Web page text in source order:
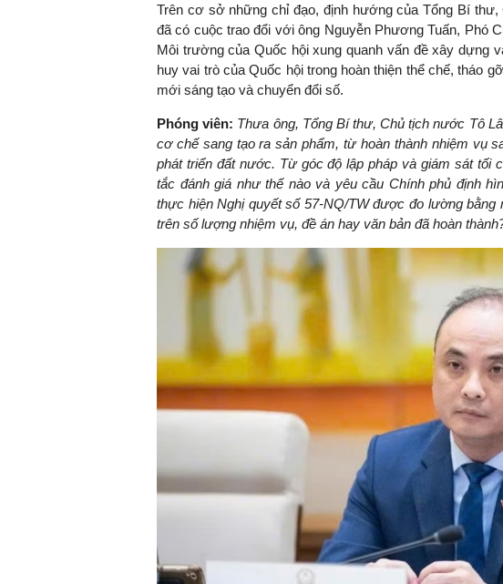
Trên cơ sở những chỉ đạo, định hướng của Tổng Bí
đã có cuộc trao đổi với ông Nguyễn Phương Tuấn, Phó
Môi trường của Quốc hội xung quanh vấn đề xây dựng
huy vai trò của Quốc hội trong hoàn thiện thể chế, tháo
mới sáng tạo và chuyển đổi số.
Phóng viên: Thưa ông, Tổng Bí thư, Chủ tịch nước Tô
cơ chế sang tạo ra sản phẩm, từ hoàn thành nhiệm vụ
phát triển đất nước. Từ góc độ lập pháp và giám sát tối
tắc đánh giá như thế nào và yêu cầu Chính phủ định
thực hiện Nghị quyết số 57-NQ/TW được đo lường
trên số lượng nhiệm vụ, đề án hay văn bản đã hoàn
Viện Kinh tế Tài chính
"Có rất nhiều việc phải làm
ngay từ bây giờ và trên thực
đang được tiến hành như
đầu tư cho khoa học công
nghệ; ban hành các cơ chế
khuyến khích đổi mới sáng
khởi nghiệp..."